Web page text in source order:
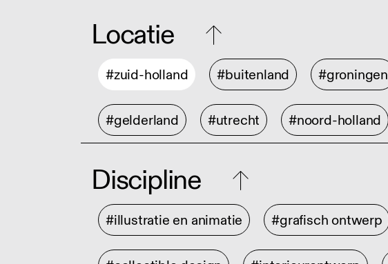
Locatie
#zuid-holland #buitenland #groningen
#gelderland #utrecht #noord-holland
Discipline
#illustratie en animatie #grafisch ontwerp